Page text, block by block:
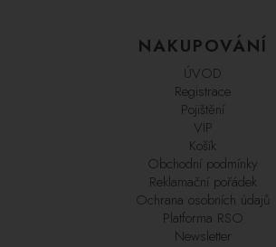
NAKUPOVÁNÍ
ÚVOD
Registrace
Pojištění
VIP
Košík
Obchodní podmínky
Reklamační pořádek
Ochrana osobních údajů
Platforma RSO
Newsletter